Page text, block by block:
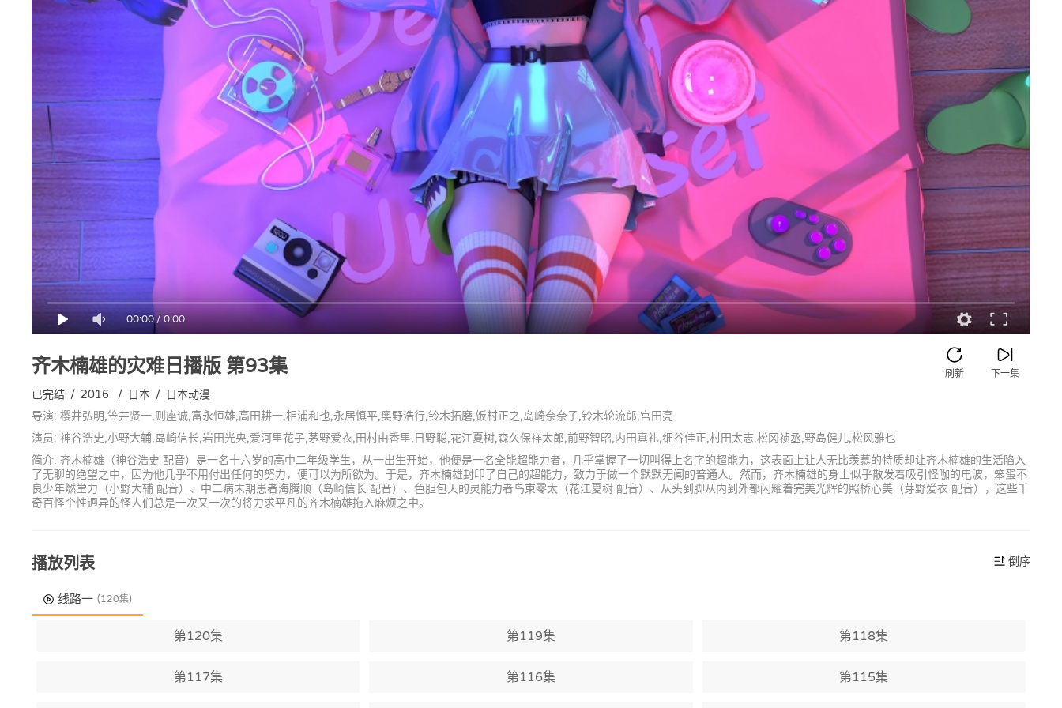
00:00/0:00
齐木楠雄的灾难日播版第93集 下一集
刷新
已完结 / 2016 / 日本 / 日本动漫
导演: 樱井弘明,笠井贤一,则座诚,富永恒雄,高田耕一,相浦和也,永居慎平,奥野浩行,铃木拓磨,饭村正之,岛崎奈奈子,铃木轮流郎,宫田亮
演员: 神谷浩史,小野大辅,岛崎信长,岩田光央,爱河里花子,茅野爱衣,田村由香里,日野聪,花江夏树,森久保祥太郎,前野智昭,内田真礼,细谷佳正,村田太志,松冈祯丞,野岛健儿,松风雅也
简介: 齐木楠雄（神谷浩史 配音）是一名十六岁的高中二年级学生，从一出生开始，他便是一名全能超能力者，几乎掌握了一切叫得上名字的超能力，这表面上让人无比羡慕的特质却让齐木楠雄的生活陷入
了无聊的绝望之中，因为他几乎不用付出任何的努力，便可以为所欲为。于是，齐木楠雄封印了自己的超能力，致力于做一个默默无闻的普通人。然而，齐木楠雄的身上似乎散发着吸引怪咖的电波，笨蛋不
良少年燃堂力（小野大辅 配音）、中二病末期患者海腾顺（岛崎信长 配音）、色胆包天的灵能力者鸟束零太（花江夏树 配音）、从头到脚从内到外都闪耀着完美光辉的照桥心美（芽野爱衣 配音），这些千
奇百怪个性迥异的怪人们总是一次又一次的将力求平凡的齐木楠雄拖入麻烦之中。
播放列表 倒序
线路一 (120集)
第120集 第119集 第118集
第117集 第116集 第115集